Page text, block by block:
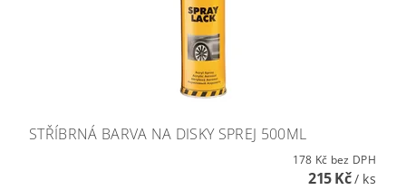
STŘÍBRNÁ BARVA NA DISKY SPREJ 500ML
178 Kč bez DPH
215 Kč/ ks